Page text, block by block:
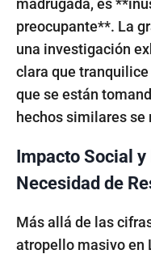
madrugada, es
preocupante**. La
una investigación
clara que
que se están
hechos similares se
Impacto Social
Necesidad de
Más allá de las
atropello masivo en